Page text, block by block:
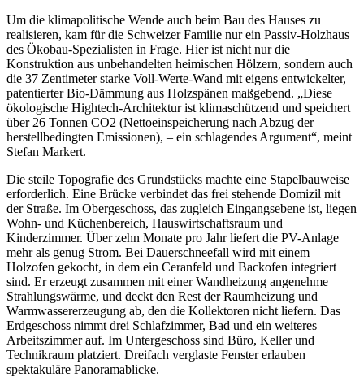
Um die klimapolitische Wende auch beim Bau des Hauses zu
realisieren, kam für die Schweizer Familie nur ein Passiv-Holzhaus
des Ökobau-Spezialisten in Frage. Hier ist nicht nur die
Konstruktion aus unbehandelten heimischen Hölzern, sondern auch
die 37 Zentimeter starke Voll-Werte-Wand mit eigens entwickelter,
patentierter Bio-Dämmung aus Holzspänen maßgebend. „Diese
ökologische Hightech-Architektur ist klimaschützend und speichert
über 26 Tonnen CO2 (Nettoeinspeicherung nach Abzug der
herstellbedingten Emissionen), – ein schlagendes Argument“, meint
Stefan Markert.
Die steile Topografie des Grundstücks machte eine Stapelbauweise
erforderlich. Eine Brücke verbindet das frei stehende Domizil mit
der Straße. Im Obergeschoss, das zugleich Eingangsebene ist, liegen
Wohn- und Küchenbereich, Hauswirtschaftsraum und
Kinderzimmer. Über zehn Monate pro Jahr liefert die PV-Anlage
mehr als genug Strom. Bei Dauerschneefall wird mit einem
Holzofen gekocht, in dem ein Ceranfeld und Backofen integriert
sind. Er erzeugt zusammen mit einer Wandheizung angenehme
Strahlungswärme, und deckt den Rest der Raumheizung und
Warmwassererzeugung ab, den die Kollektoren nicht liefern. Das
Erdgeschoss nimmt drei Schlafzimmer, Bad und ein weiteres
Arbeitszimmer auf. Im Untergeschoss sind Büro, Keller und
Technikraum platziert. Dreifach verglaste Fenster erlauben
spektakuläre Panoramablicke.